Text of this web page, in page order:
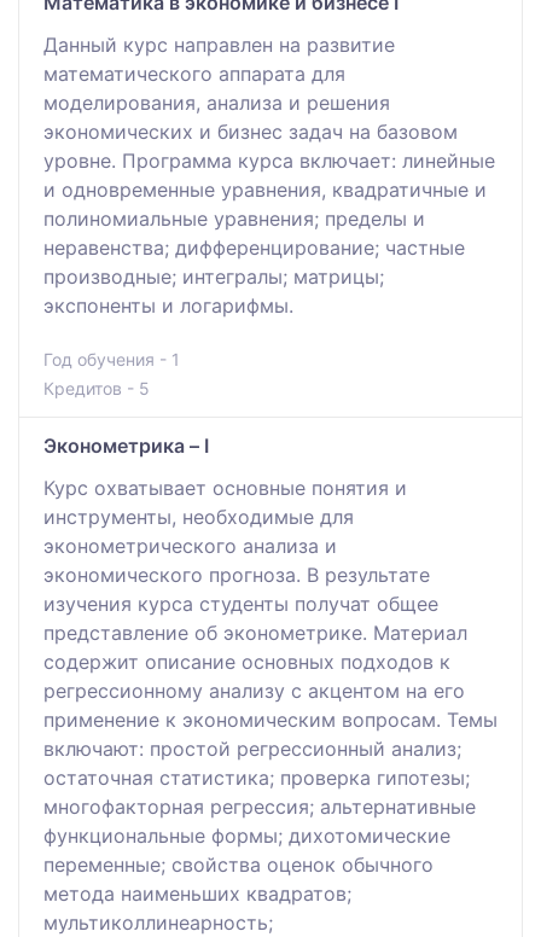
Данный курс направлен на развитие
математического аппарата для
моделирования, анализа и решения
экономических и бизнес задач на базовом
уровне. Программа курса включает: линейные
и одновременные уравнения, квадратичные и
полиномиальные уравнения; пределы и
неравенства; дифференцирование; частные
производные; интегралы; матрицы;
экспоненты и логарифмы.
Год обучения - 1
Кредитов - 5
Эконометрика – I
Курс охватывает основные понятия и
инструменты, необходимые для
эконометрического анализа и
экономического прогноза. В результате
изучения курса студенты получат общее
представление об эконометрике. Материал
содержит описание основных подходов к
регрессионному анализу с акцентом на его
применение к экономическим вопросам. Темы
включают: простой регрессионный анализ;
остаточная статистика; проверка гипотезы;
многофакторная регрессия; альтернативные
функциональные формы; дихотомические
переменные; свойства оценок обычного
метода наименьших квадратов;
мультиколлинеарность;